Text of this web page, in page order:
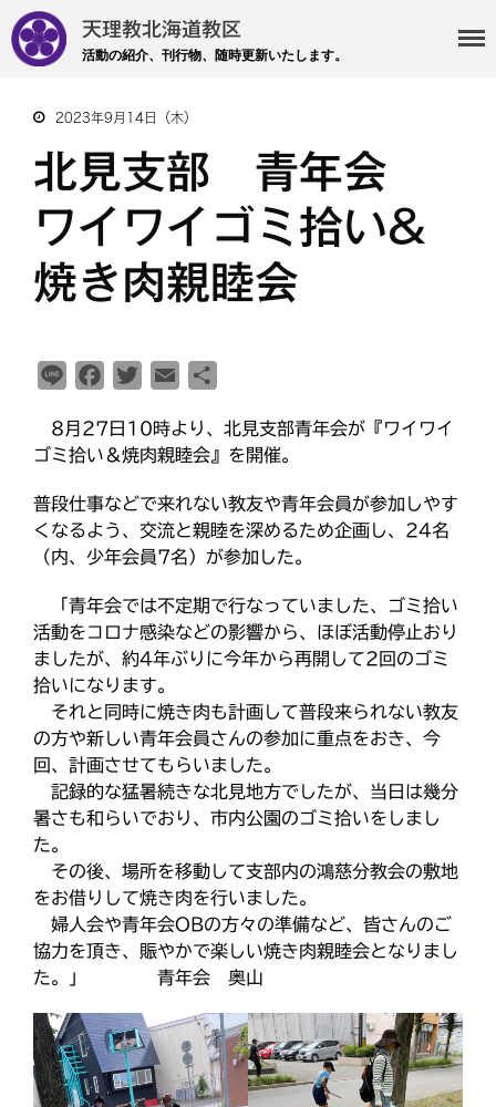
・主事 支部長 各部各会
・布教部
・災救隊
・基礎講座
・記事投稿 社友ページ
最近の投稿
教区合唱団 コーラスフェステ
ィバルに出演
札幌東支部・婦人会合同総会
室蘭支部 5月、6月のひのきし
釧根支部 支部総会開催
カテゴリー
meets あいさつ
おうた合唱団
ひのきしんデー
ふせこみひのきし
ん
天理教北海道教区
活動の紹介、刊行物、随時更新いたします。
2023年9月14日（木）
北見支部 青年会
ワイワイゴミ拾い&
焼き肉親睦会
n
e
c
e
o
o
i
t
e
r
a
i
8月27日10時より、北見支部青年会が『ワイワイ
ゴミ拾い＆焼肉親睦会』を開催。
普段仕事などで来れない教友や青年会員が参加しやす
くなるよう、交流と親睦を深めるため企画し、24名
（内、少年会員7名）が参加した。
「青年会では不定期で行なっていました、ゴミ拾い
活動をコロナ感染などの影響から、ほぼ活動停止おり
ましたが、約4年ぶりに今年から再開して2回のゴミ
拾いになります。
それと同時に焼き肉も計画して普段来られない教友
の方や新しい青年会員さんの参加に重点をおき、今
回、計画させてもらいました。
記録的な猛暑続きな北見地方でしたが、当日は幾分
暑さも和らいでおり、市内公園のゴミ拾いをしまし
た。
その後、場所を移動して支部内の鴻慈分教会の敷地
をお借りして焼き肉を行いました。
婦人会や青年会OBの方々の準備など、皆さんのご
協力を頂き、賑やかで楽しい焼き肉親睦会となりまし
た。」 青年会 奥山